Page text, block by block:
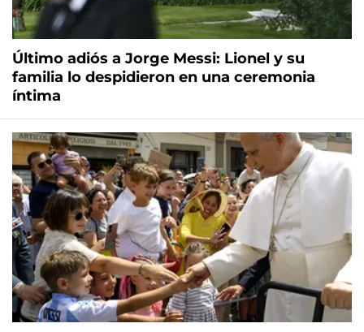
Último adiós a Jorge Messi: Lionel y su
familia lo despidieron en una ceremonia
íntima